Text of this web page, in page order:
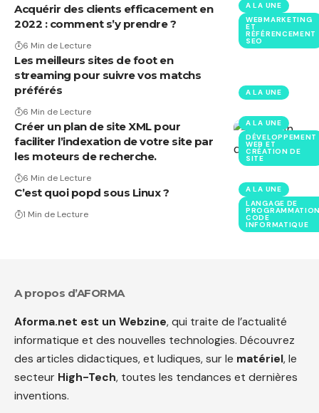
A LA UNE
WEBMARKETING
ET
RÉFÉRENCEMENT
SEO
Acquérir des clients efficacement en
2022 : comment s’y prendre ?
6 Min de Lecture
A LA UNE
Les meilleurs sites de foot en
streaming pour suivre vos matchs
préférés
6 Min de Lecture
A LA UNE
DÉVELOPPEMENT
WEB ET
CRÉATION DE
SITE
Créer un plan de site XML pour
faciliter l’indexation de votre site par
les moteurs de recherche.
6 Min de Lecture
A LA UNE
LANGAGE DE
CODE
INFORMATIQUE
C’est quoi popd sous Linux ?
1 Min de Lecture
A propos d’AFORMA
Aforma.net est un Webzine, qui traite de l’actualité
informatique et des nouvelles technologies. Découvrez
des articles didactiques, et ludiques, sur le matériel, le
secteur High-Tech, toutes les tendances et dernières
inventions.